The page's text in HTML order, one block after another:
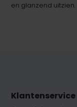
en glanzend uitzien.
Klantenservice